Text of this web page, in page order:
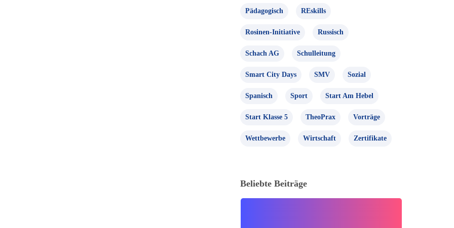
Pädagogisch REskills
Rosinen-Initiative Russisch
Schach AG Schulleitung
Smart City Days SMV Sozial
Spanisch Sport Start Am Hebel
Start Klasse 5 TheoPrax Vorträge
Wettbewerbe Wirtschaft Zertifikate
Beliebte Beiträge